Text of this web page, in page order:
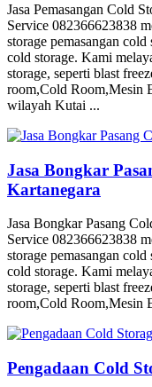
Jasa Pemasangan Cold
Service 082366623838
storage pemasangan
cold storage. Kami
storage, seperti blast
room,Cold Room,Mesin
wilayah Kutai ...
Jasa Bongkar
Kartanegara
Jasa Bongkar Pasang
Service 082366623838
storage pemasangan
cold storage. Kami
storage, seperti blast
room,Cold Room,Mesin
Pengadaan Cold